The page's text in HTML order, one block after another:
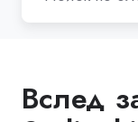
Вслед